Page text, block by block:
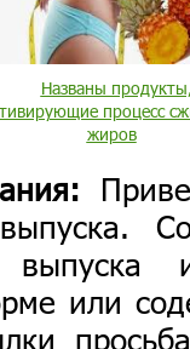
Названы
процесс
жиров
или